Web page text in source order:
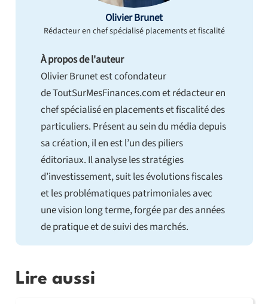
Olivier Brunet
Rédacteur en chef spécialisé placements et fiscalité
À propos de l'auteur
Olivier Brunet est cofondateur
de ToutSurMesFinances.com et rédacteur en
chef spécialisé en placements et fiscalité des
particuliers. Présent au sein du média depuis
sa création, il en est l’un des piliers
éditoriaux. Il analyse les stratégies
d’investissement, suit les évolutions fiscales
et les problématiques patrimoniales avec
une vision long terme, forgée par des années
de pratique et de suivi des marchés.
Lire aussi